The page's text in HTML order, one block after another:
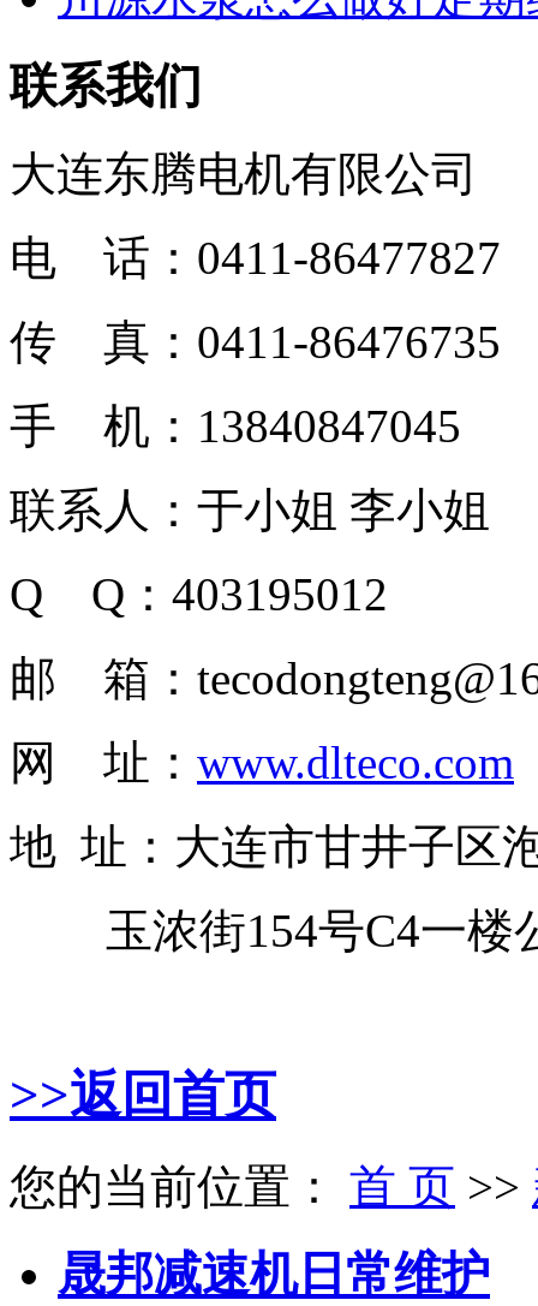
联系我们
大连东腾电机有限公司
电 话：0411-86477827
传 真：0411-86476735
手 机：13840847045
联系人：于小姐 李小姐
Q Q：403195012
邮 箱：
网 址： www.dlteco.com
地 址：大连市甘井子区
玉浓街154号C4一楼
>>返回首页
您的当前位置： 首 页 >>
晟邦减速机日常维护